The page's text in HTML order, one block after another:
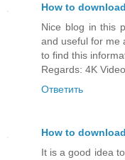
How to download
Nice blog in this
and useful for me
to find this
Regards: 4K
Ответить
How to download
It is a good idea